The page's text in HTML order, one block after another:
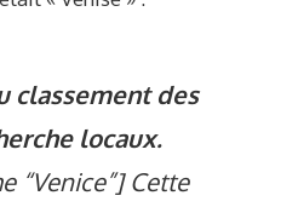
classement des
locaux.
“Venice”] Cette